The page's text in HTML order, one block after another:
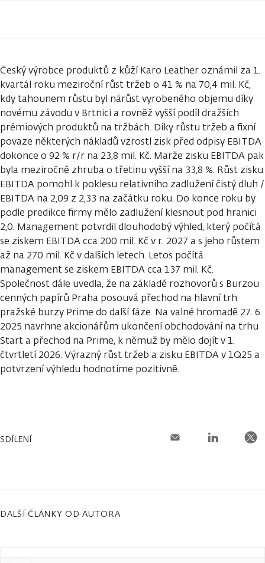
Český výrobce produktů z kůží Karo Leather oznámil za 1.
kvartál roku meziroční růst tržeb o 41 % na 70,4 mil. Kč,
kdy tahounem růstu byl nárůst vyrobeného objemu díky
novému závodu v Brtnici a rovněž vyšší podíl dražších
prémiových produktů na tržbách. Díky růstu tržeb a fixní
povaze některých nákladů vzrostl zisk před odpisy EBITDA
dokonce o 92 % r/r na 23,8 mil. Kč. Marže zisku EBITDA pak
byla meziročně zhruba o třetinu vyšší na 33,8 %. Růst zisku
EBITDA pomohl k poklesu relativního zadlužení čistý dluh /
EBITDA na 2,09 z 2,33 na začátku roku. Do konce roku by
podle predikce firmy mělo zadlužení klesnout pod hranici
2,0. Management potvrdil dlouhodobý výhled, který počítá
se ziskem EBITDA cca 200 mil. Kč v r. 2027 a s jeho růstem
až na 270 mil. Kč v dalších letech. Letos počítá
management se ziskem EBITDA cca 137 mil. Kč.
Společnost dále uvedla, že na základě rozhovorů s Burzou
cenných papírů Praha posouvá přechod na hlavní trh
pražské burzy Prime do další fáze. Na valné hromadě 27. 6.
2025 navrhne akcionářům ukončení obchodování na trhu
Start a přechod na Prime, k němuž by mělo dojít v 1.
čtvrtletí 2026. Výrazný růst tržeb a zisku EBITDA v 1Q25 a
potvrzení výhledu hodnotíme pozitivně.
SDÍLENÍ
DALŠÍ ČLÁNKY OD AUTORA